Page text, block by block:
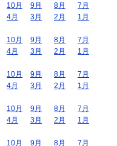
10月 9月 8月
7月
4月 3月 2月
1月
10月 9月 8月
7月
4月 3月 2月
1月
10月 9月 8月
7月
4月 3月 2月
1月
10月 9月 8月
7月
4月 3月 2月
1月
10月 9月 8月 7月